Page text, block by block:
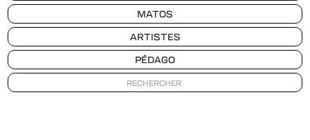
MATOS
ARTISTES
PÉDAGO